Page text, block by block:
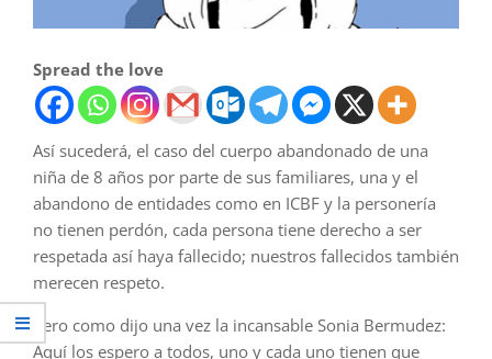
Spread the love
Así sucederá, el caso del cuerpo abandonado de una
niña de 8 años por parte de sus familiares, una y el
abandono de entidades como en ICBF y la personería
no tienen perdón, cada persona tiene derecho a ser
respetada así haya fallecido; nuestros fallecidos también
merecen respeto.
Pero como dijo una vez la incansable Sonia Bermudez:
Aquí los espero a todos, uno y cada uno tienen que